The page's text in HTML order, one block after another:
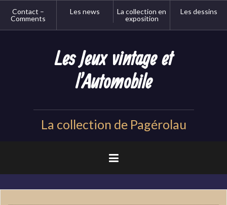
Contact –
Comments
Les news
La collection en
exposition
Les dessins
Les Jeux vintage et
l'Automobile
La collection de Pagérolau